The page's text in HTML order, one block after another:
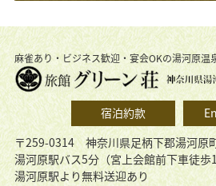
麻雀あり・ビジネス歓迎・宴会OKの湯河原温
宿泊約款
〒259-0314 神奈川県足柄下郡湯河原
湯河原駅バス5分（宮上会館前下車徒歩
湯河原駅より無料送迎あり